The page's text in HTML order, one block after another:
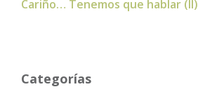
Cariño… Tenemos que hablar (II)
Categorías